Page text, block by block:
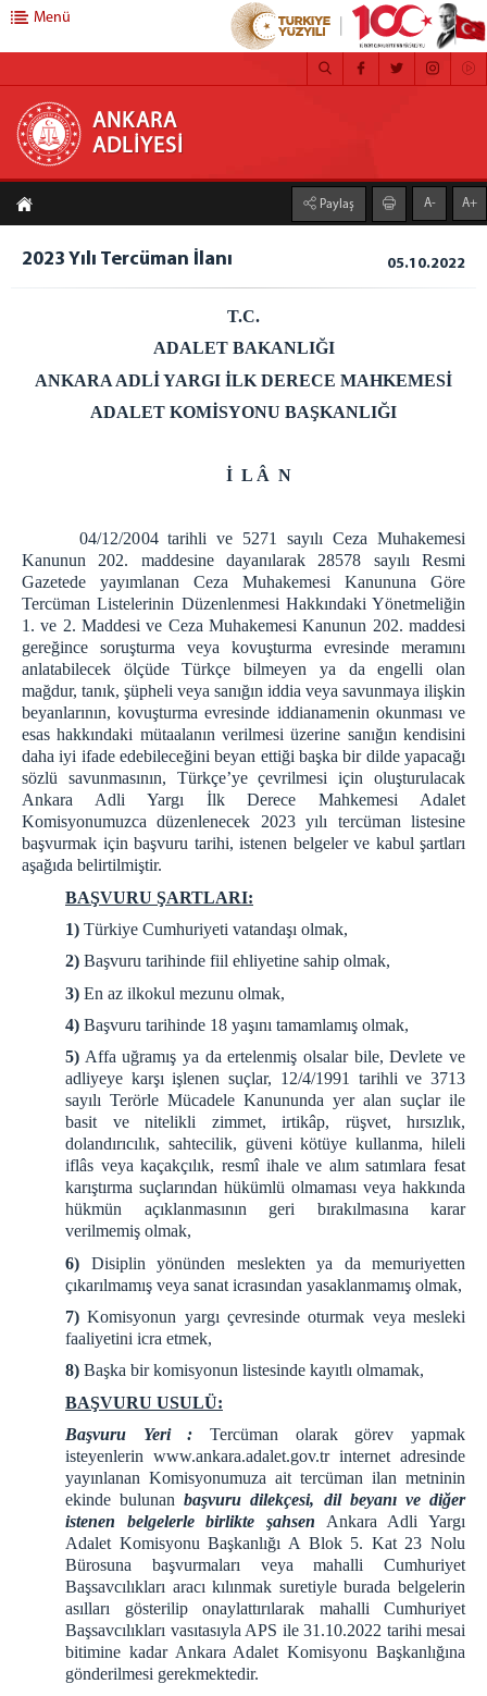
ANKARA ADLİYESİ
ANASAYFA
ADLİYEMİZ
MEDYA İLETİŞİM BÜROSU
BASIN DUYURULARI
FAALİYET RAPORU
CEZA İNFAZ KURUMLARI
MAHKEMELER
İCRA DAİRELERİ BŞK.
İCRA DAİRELERİ BAŞKANLIĞI
İCRA DAİRELERİ IBAN NUMARALARI
İCRA DAİRELERİ AKTARILAN DOSYA LİSTELERİ
ANKARA İCRA DAİRELERİ-İLETİŞİM
ULAŞIM/İLETİŞİM
Menü
ANKARA
ADLİYESİ
Paylaş A- A+
2023 Yılı Tercüman İlanı 05.10.2022
T.C.
ADALET BAKANLIĞI
ANKARA ADLİ YARGI İLK DERECE MAHKEMESİ
ADALET KOMİSYONU BAŞKANLIĞI
İ L Â N
04/12/2004 tarihli ve 5271 sayılı Ceza Muhakemesi
Kanunun 202. maddesine dayanılarak 28578 sayılı Resmi
Gazetede yayımlanan Ceza Muhakemesi Kanununa Göre
Tercüman Listelerinin Düzenlenmesi Hakkındaki Yönetmeliğin
1. ve 2. Maddesi ve Ceza Muhakemesi Kanunun 202. maddesi
gereğince soruşturma veya kovuşturma evresinde meramını
anlatabilecek ölçüde Türkçe bilmeyen ya da engelli olan
mağdur, tanık, şüpheli veya sanığın iddia veya savunmaya ilişkin
beyanlarının, kovuşturma evresinde iddianamenin okunması ve
esas hakkındaki mütaalanın verilmesi üzerine sanığın kendisini
daha iyi ifade edebileceğini beyan ettiği başka bir dilde yapacağı
sözlü savunmasının, Türkçe’ye çevrilmesi için oluşturulacak
Ankara Adli Yargı İlk Derece Mahkemesi Adalet
Komisyonumuzca düzenlenecek 2023 yılı tercüman listesine
başvurmak için başvuru tarihi, istenen belgeler ve kabul şartları
aşağıda belirtilmiştir.
BAŞVURU ŞARTLARI:
1) Türkiye Cumhuriyeti vatandaşı olmak,
2) Başvuru tarihinde fiil ehliyetine sahip olmak,
3) En az ilkokul mezunu olmak,
4) Başvuru tarihinde 18 yaşını tamamlamış olmak,
5) Affa uğramış ya da ertelenmiş olsalar bile, Devlete ve
adliyeye karşı işlenen suçlar, 12/4/1991 tarihli ve 3713
sayılı Terörle Mücadele Kanununda yer alan suçlar ile
basit ve nitelikli zimmet, irtikâp, rüşvet, hırsızlık,
dolandırıcılık, sahtecilik, güveni kötüye kullanma, hileli
iflâs veya kaçakçılık, resmî ihale ve alım satımlara fesat
karıştırma suçlarından hükümlü olmaması veya hakkında
hükmün açıklanmasının geri bırakılmasına karar
verilmemiş olmak,
6) Disiplin yönünden meslekten ya da memuriyetten
çıkarılmamış veya sanat icrasından yasaklanmamış olmak,
7) Komisyonun yargı çevresinde oturmak veya mesleki
faaliyetini icra etmek,
8) Başka bir komisyonun listesinde kayıtlı olmamak,
BAŞVURU USULÜ:
Başvuru Yeri : Tercüman olarak görev yapmak
isteyenlerin www.ankara.adalet.gov.tr internet adresinde
yayınlanan Komisyonumuza ait tercüman ilan metninin
ekinde bulunanbaşvuru dilekçesi, dil beyanı ve diğer
istenen belgelerle birlikte şahsen Ankara Adli Yargı
Adalet Komisyonu Başkanlığı A Blok 5. Kat 23 Nolu
Bürosuna başvurmaları veya mahalli Cumhuriyet
Başsavcılıkları aracı kılınmak suretiyle burada belgelerin
asılları gösterilip onaylattırılarak mahalli Cumhuriyet
Başsavcılıkları vasıtasıyla APS ile 31.10.2022 tarihi mesai
bitimine kadar Ankara Adalet Komisyonu Başkanlığına
gönderilmesi gerekmektedir.